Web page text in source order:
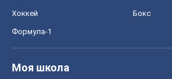
Хоккей Бокс
Формула-1
Моя школа